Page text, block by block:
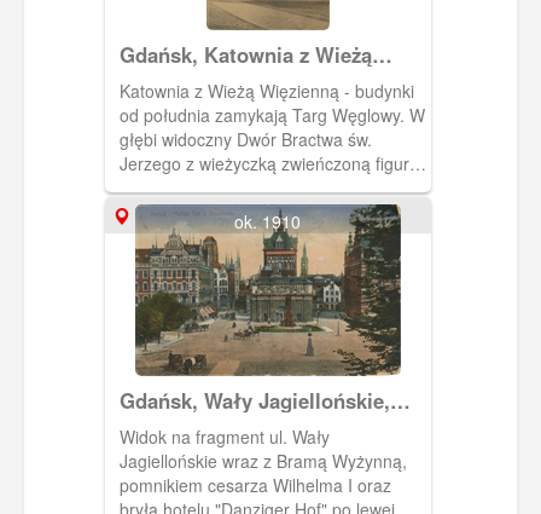
Gdańsk, Katownia z Wieżą
Więzienną, Danzig Peinkammer
u. Stockturm
Katownia z Wieżą Więzienną - budynki
od południa zamykają Targ Węglowy. W
głębi widoczny Dwór Bractwa św.
Jerzego z wieżyczką zwieńczoną figurą
św. Jerzego.
ok. 1910
Gdańsk, Wały Jagiellońskie,
Danzig Dominikswall
Widok na fragment ul. Wały
Jagiellońskie wraz z Bramą Wyżynną,
pomnikiem cesarza Wilhelma I oraz
bryłą hotelu "Danziger Hof" po lewej